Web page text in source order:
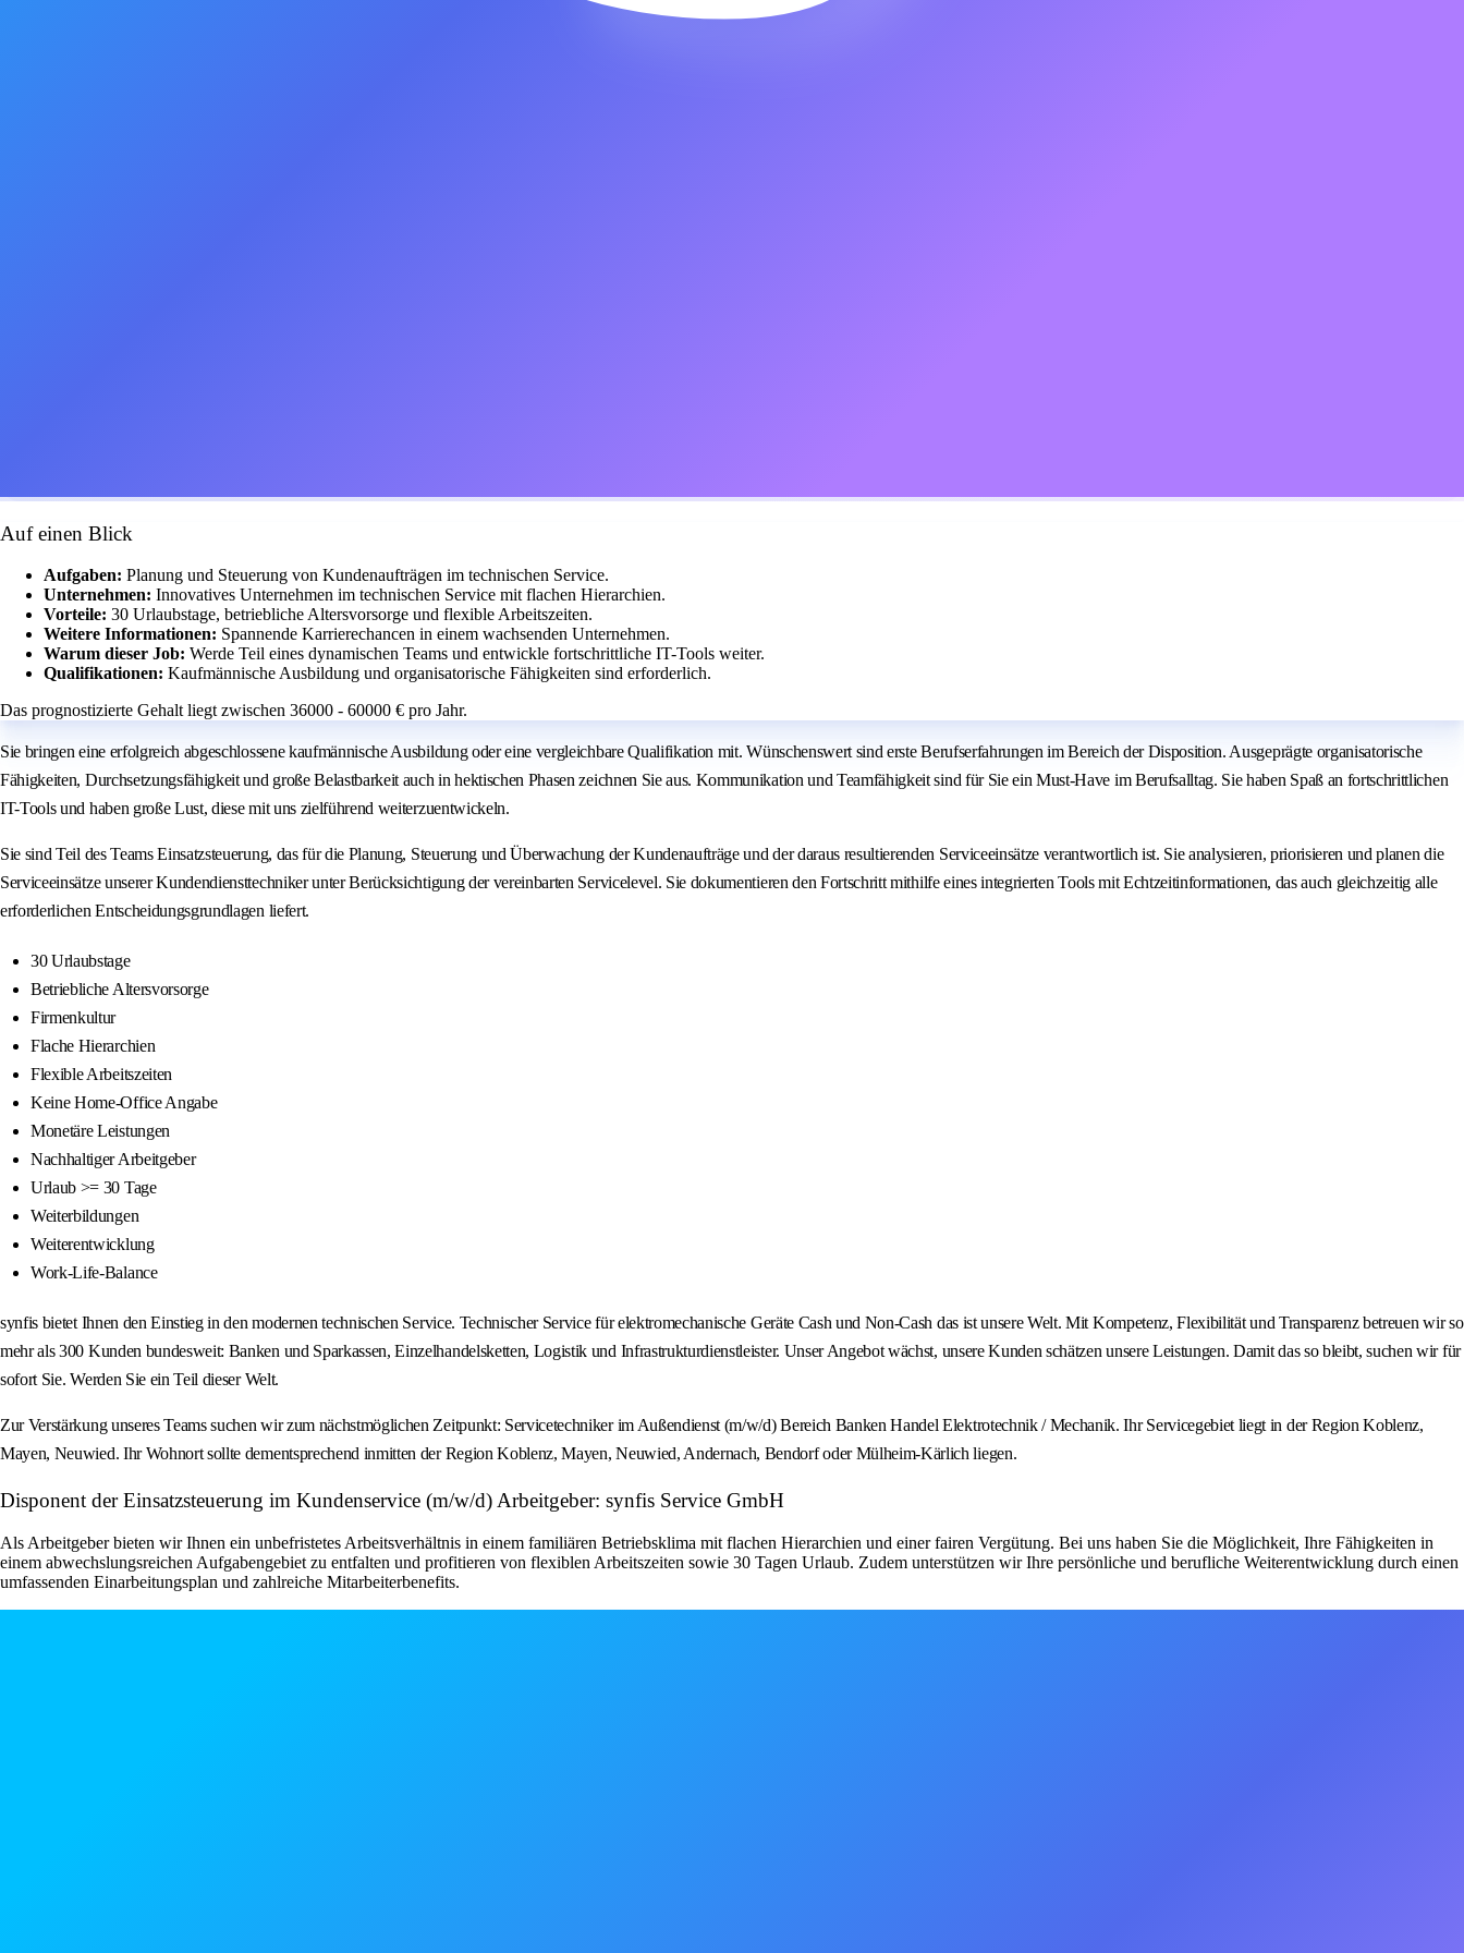
Auf einen Blick
Aufgaben: Planung und Steuerung von Kundenaufträgen im technischen Service.
Unternehmen: Innovatives Unternehmen im technischen Service mit flachen Hierarchien.
Vorteile: 30 Urlaubstage, betriebliche Altersvorsorge und flexible Arbeitszeiten.
Weitere Informationen: Spannende Karrierechancen in einem wachsenden Unternehmen.
Warum dieser Job: Werde Teil eines dynamischen Teams und entwickle fortschrittliche IT-Tools weiter.
Qualifikationen: Kaufmännische Ausbildung und organisatorische Fähigkeiten sind erforderlich.
Das prognostizierte Gehalt liegt zwischen 36000 - 60000 € pro Jahr.
Sie bringen eine erfolgreich abgeschlossene kaufmännische Ausbildung oder eine vergleichbare Qualifikation mit. Wünschenswert sind erste Berufserfahrungen im Bereich der Disposition. Ausgeprägte organisatorische
Fähigkeiten, Durchsetzungsfähigkeit und große Belastbarkeit auch in hektischen Phasen zeichnen Sie aus. Kommunikation und Teamfähigkeit sind für Sie ein Must-Have im Berufsalltag. Sie haben Spaß an fortschrittlichen
IT-Tools und haben große Lust, diese mit uns zielführend weiterzuentwickeln.
Sie sind Teil des Teams Einsatzsteuerung, das für die Planung, Steuerung und Überwachung der Kundenaufträge und der daraus resultierenden Serviceeinsätze verantwortlich ist. Sie analysieren, priorisieren und planen die
Serviceeinsätze unserer Kundendiensttechniker unter Berücksichtigung der vereinbarten Servicelevel. Sie dokumentieren den Fortschritt mithilfe eines integrierten Tools mit Echtzeitinformationen, das auch gleichzeitig alle
erforderlichen Entscheidungsgrundlagen liefert.
30 Urlaubstage
Betriebliche Altersvorsorge
Firmenkultur
Flache Hierarchien
Flexible Arbeitszeiten
Keine Home-Office Angabe
Monetäre Leistungen
Nachhaltiger Arbeitgeber
Urlaub >= 30 Tage
Weiterbildungen
Weiterentwicklung
Work-Life-Balance
synfis bietet Ihnen den Einstieg in den modernen technischen Service. Technischer Service für elektromechanische Geräte Cash und Non-Cash das ist unsere Welt. Mit Kompetenz, Flexibilität und Transparenz betreuen wir so
mehr als 300 Kunden bundesweit: Banken und Sparkassen, Einzelhandelsketten, Logistik und Infrastrukturdienstleister. Unser Angebot wächst, unsere Kunden schätzen unsere Leistungen. Damit das so bleibt, suchen wir für
sofort Sie. Werden Sie ein Teil dieser Welt.
Zur Verstärkung unseres Teams suchen wir zum nächstmöglichen Zeitpunkt: Servicetechniker im Außendienst (m/w/d) Bereich Banken Handel Elektrotechnik / Mechanik. Ihr Servicegebiet liegt in der Region Koblenz,
Mayen, Neuwied. Ihr Wohnort sollte dementsprechend inmitten der Region Koblenz, Mayen, Neuwied, Andernach, Bendorf oder Mülheim-Kärlich liegen.
Disponent der Einsatzsteuerung im Kundenservice (m/w/d) Arbeitgeber: synfis Service GmbH
Als Arbeitgeber bieten wir Ihnen ein unbefristetes Arbeitsverhältnis in einem familiären Betriebsklima mit flachen Hierarchien und einer fairen Vergütung. Bei uns haben Sie die Möglichkeit, Ihre Fähigkeiten in
einem abwechslungsreichen Aufgabengebiet zu entfalten und profitieren von flexiblen Arbeitszeiten sowie 30 Tagen Urlaub. Zudem unterstützen wir Ihre persönliche und berufliche Weiterentwicklung durch einen
umfassenden Einarbeitungsplan und zahlreiche Mitarbeiterbenefits.